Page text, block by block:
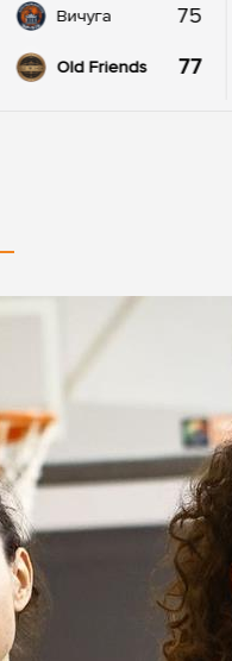
Вичуга 75
Old Friends 77